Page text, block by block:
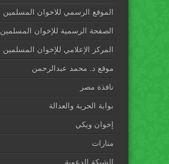
الموقع الرسمي للاخوان المسلمين
الصفحة الرسمية للإخوان المسلمين
المركز الإعلامي للإخوان المسلمين
موقع د. محمد عبدالرحمن
نافذة مصر
بوابة الحرية والعدالة
إخوان ويكي
منارات
الشبكة الدعوية